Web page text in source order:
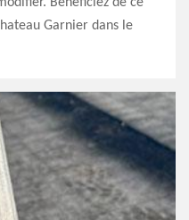
Garnier dans le